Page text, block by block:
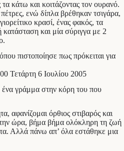
κάτω και κοιτάζοντας τον ουρανό.
ενώ δίπλα βρέθηκαν τσιγάρα,
κρασί, ένας φακός, τα
και μία σύριγγα με 2
πιστοποίησε πως πρόκειται για
Τετάρτη 6 Ιουλίου 2005
γράμμα στην κόρη του που
αφανίζομαι όρθιος στιβαρός και
ώρα, βήμα βήμα ολόκληρη τη ζωή
Αλλά πάνω απ’ όλα εστάθηκε μια